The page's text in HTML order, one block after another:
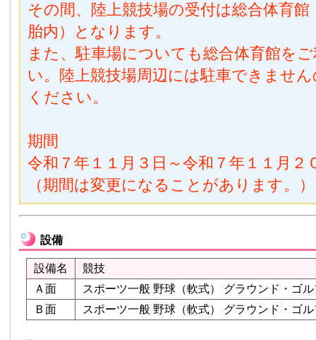
その間、陸上競技場の受付は総合体育
胎内）となります。
また、駐車場についても総合体育館を
い。陸上競技場周辺には駐車できませ
ください。
期間
令和７年１１月３日～令和７年１１月２
（期間は変更になることがあります。）
設備
設備名
競技
Ａ面
スポーツ一般 野球（軟式） グラウンド・ゴ
Ｂ面
スポーツ一般 野球（軟式） グラウンド・ゴ